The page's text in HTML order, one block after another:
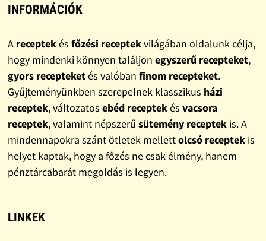
INFORMÁCIÓK
A receptekés főzési receptekvilágában oldalunk célja,
hogy mindenki könnyen találjon egyszerű recepteket,
gyors recepteketés valóban finom recepteket.
Gyűjteményünkben szerepelnek klasszikus házi
receptek, változatos ebéd receptekés vacsora
receptek, valamint népszerű sütemény receptekis. A
mindennapokra szánt ötletek mellettolcsó receptekis
helyet kaptak, hogy a főzés ne csak élmény, hanem
pénztárcabarát megoldás is legyen.
LINKEK